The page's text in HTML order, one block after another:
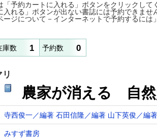
「予約カートに入れる」ボタンをクリックし
入れる」ボタンが出ない書誌には予約できませ
ージについて－インターネットで予約するには
庫数 1 予約数 0
農家が消える 自然
寺西俊一／編著 石田信隆／編著 山下英俊／編著
みすず書房